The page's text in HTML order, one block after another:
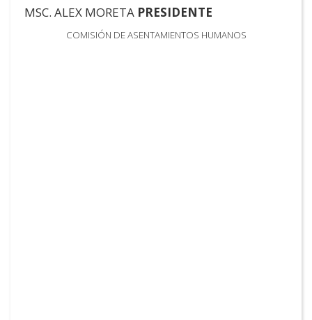
MSC. ALEX MORETA PRESIDENTE
COMISIÓN DE ASENTAMIENTOS HUMANOS